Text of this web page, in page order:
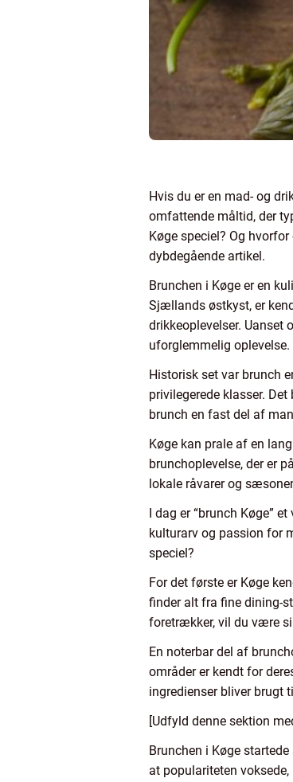
Hvis du er en mad- og
omfattende måltid, der
Køge speciel? Og
dybdegående artikel.
Brunchen i Køge er en
Sjællands østkyst, er
drikkeoplevelser. Uanset
uforglemmelig oplevelse.
Historisk set var brunch
privilegerede klasser.
brunch en fast del af
Køge kan prale af en
brunchoplevelse, der er
lokale råvarer og
I dag er “brunch Køge”
kulturarv og passion for
speciel?
For det første er Køge
finder alt fra fine dining-
foretrækker, vil du være
En noterbar del af
områder er kendt for
ingredienser bliver brugt
[Udfyld denne sektion
Brunchen i Køge
at populariteten